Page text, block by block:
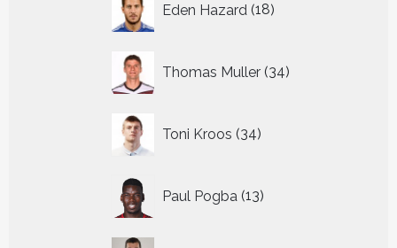
Eden Hazard 18
producten
Thomas Muller 34
producten
Toni Kroos 34
producten
Paul Pogba 13
producten